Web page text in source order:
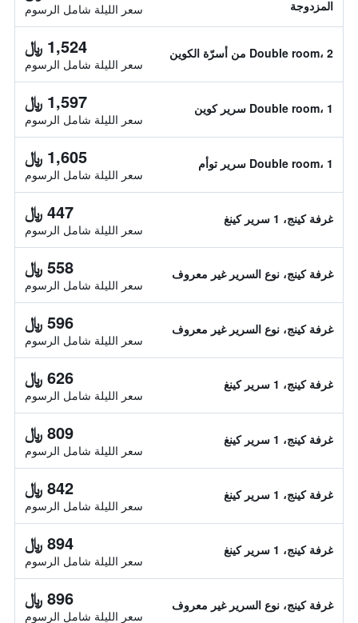
المزدوجة
سعر الليلة شامل الرسوم
Double room، 2 من أسرّة الكوين 1,524 ﷼
سعر الليلة شامل الرسوم
Double room، 1 سرير كوين 1,597 ﷼
سعر الليلة شامل الرسوم
Double room، 1 سرير توأم 1,605 ﷼
سعر الليلة شامل الرسوم
غرفة كينج، 1 سرير كينغ 447 ﷼
سعر الليلة شامل الرسوم
غرفة كينج، نوع السرير غير معروف 558 ﷼
سعر الليلة شامل الرسوم
غرفة كينج، نوع السرير غير معروف 596 ﷼
سعر الليلة شامل الرسوم
غرفة كينج، 1 سرير كينغ 626 ﷼
سعر الليلة شامل الرسوم
غرفة كينج، 1 سرير كينغ 809 ﷼
سعر الليلة شامل الرسوم
غرفة كينج، 1 سرير كينغ 842 ﷼
سعر الليلة شامل الرسوم
غرفة كينج، 1 سرير كينغ 894 ﷼
سعر الليلة شامل الرسوم
غرفة كينج، نوع السرير غير معروف 896 ﷼
سعر الليلة شامل الرسوم